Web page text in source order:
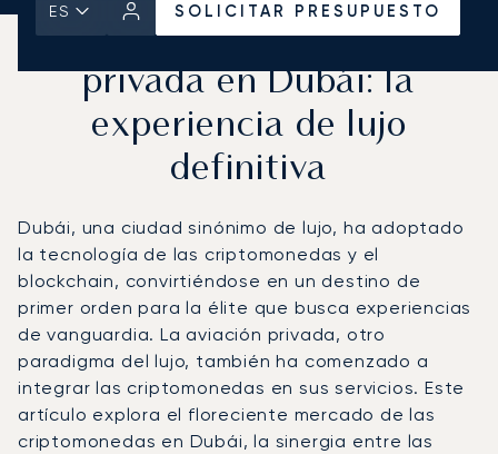
ES SOLICITAR PRESUPUESTO
Criptomonedas y aviación
privada en Dubái: la
experiencia de lujo
definitiva
Dubái, una ciudad sinónimo de lujo, ha adoptado
la tecnología de las criptomonedas y el
blockchain, convirtiéndose en un destino de
primer orden para la élite que busca experiencias
de vanguardia. La aviación privada, otro
paradigma del lujo, también ha comenzado a
integrar las criptomonedas en sus servicios. Este
artículo explora el floreciente mercado de las
criptomonedas en Dubái, la sinergia entre las